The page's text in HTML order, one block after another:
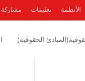
الأنظمة تعليمات مشاركة
الحقوقية)